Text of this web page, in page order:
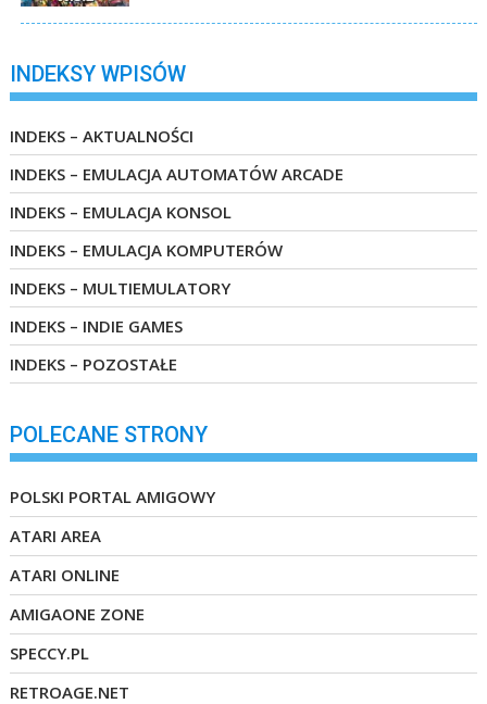
INDEKSY WPISÓW
INDEKS – AKTUALNOŚCI
INDEKS – EMULACJA AUTOMATÓW ARCADE
INDEKS – EMULACJA KONSOL
INDEKS – EMULACJA KOMPUTERÓW
INDEKS – MULTIEMULATORY
INDEKS – INDIE GAMES
INDEKS – POZOSTAŁE
POLECANE STRONY
POLSKI PORTAL AMIGOWY
ATARI AREA
ATARI ONLINE
AMIGAONE ZONE
SPECCY.PL
RETROAGE.NET